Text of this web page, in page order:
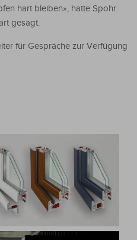
hart bleiben», hatte Spohr
gesagt.
für Gespräche zur Verfügung